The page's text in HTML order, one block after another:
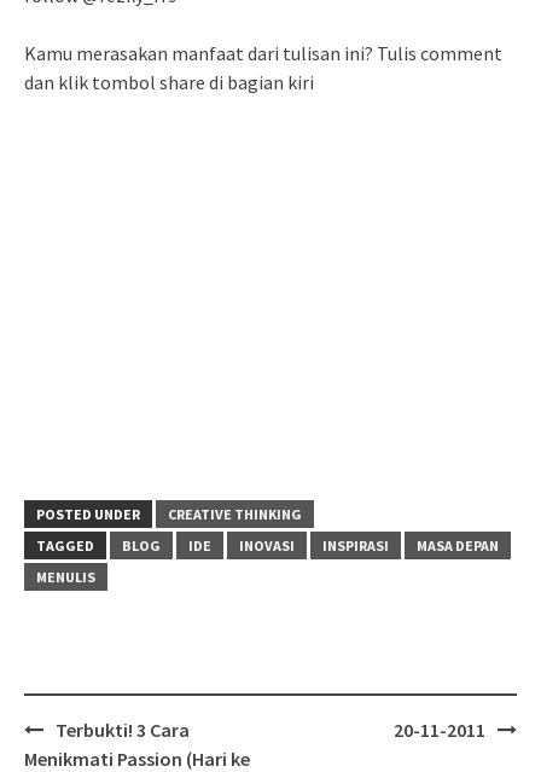
Kamu merasakan manfaat dari tulisan ini? Tulis comment
dan klik tombol share di bagian kiri
POSTED UNDER
CREATIVE THINKING
TAGGED
BLOG IDE INOVASI INSPIRASI
MASA DEPAN
MENULIS
Post
navigation
Terbukti! 3 Cara
Menikmati Passion (Hari ke
20-11-2011